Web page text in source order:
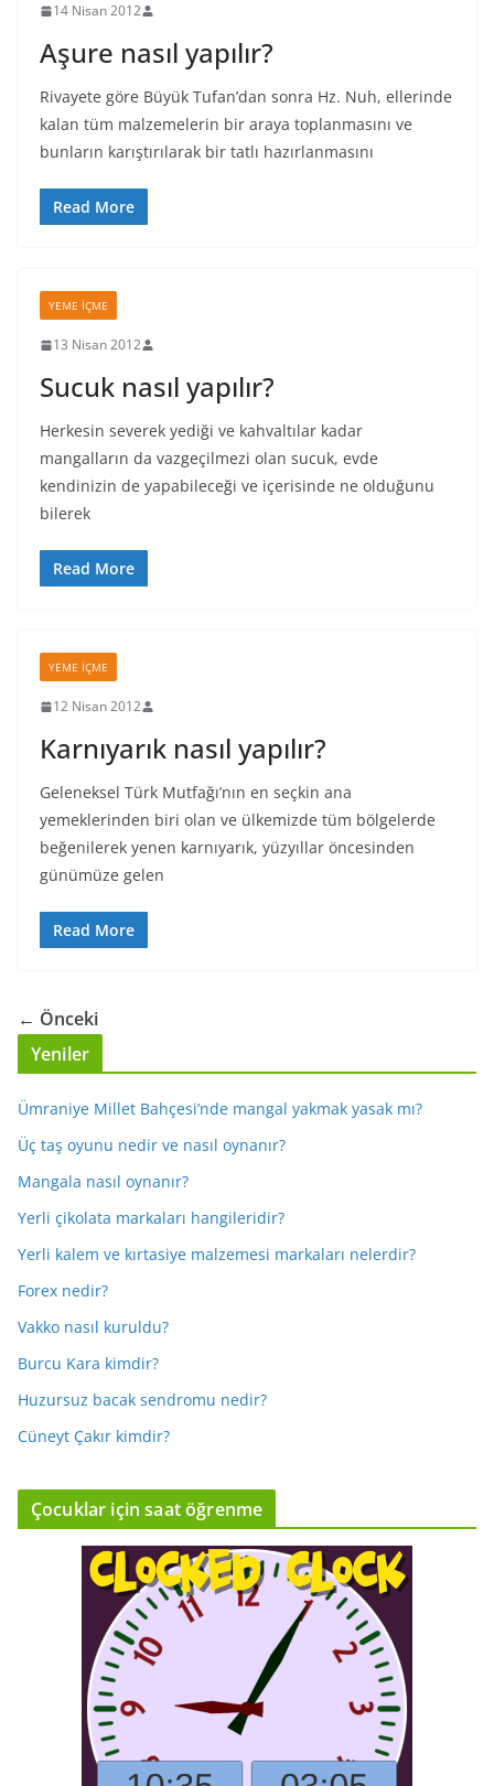
14 Nisan 2012
Aşure nasıl yapılır?
Rivayete göre Büyük Tufan’dan sonra Hz. Nuh, ellerinde
kalan tüm malzemelerin bir araya toplanmasını ve
bunların karıştırılarak bir tatlı hazırlanmasını
Read More
YEME İÇME
13 Nisan 2012
Sucuk nasıl yapılır?
Herkesin severek yediği ve kahvaltılar kadar
mangalların da vazgeçilmezi olan sucuk, evde
kendinizin de yapabileceği ve içerisinde ne olduğunu
bilerek
Read More
YEME İÇME
12 Nisan 2012
Karnıyarık nasıl yapılır?
Geleneksel Türk Mutfağı’nın en seçkin ana
yemeklerinden biri olan ve ülkemizde tüm bölgelerde
beğenilerek yenen karnıyarık, yüzyıllar öncesinden
günümüze gelen
Read More
← Önceki
Yeniler
Ümraniye Millet Bahçesi’nde mangal yakmak yasak mı?
Üç taş oyunu nedir ve nasıl oynanır?
Mangala nasıl oynanır?
Yerli çikolata markaları hangileridir?
Yerli kalem ve kırtasiye malzemesi markaları nelerdir?
Forex nedir?
Vakko nasıl kuruldu?
Burcu Kara kimdir?
Huzursuz bacak sendromu nedir?
Cüneyt Çakır kimdir?
Çocuklar için saat öğrenme